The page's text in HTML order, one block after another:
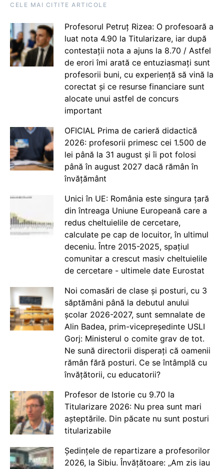
CELE MAI CITITE ARTICOLE
Profesorul Petruț Rizea: O profesoară a
luat nota 4.90 la Titularizare, iar după
contestații nota a ajuns la 8.70 / Astfel
de erori îmi arată ce entuziasmați sunt
profesorii buni, cu experiență să vină la
corectat și ce resurse financiare sunt
alocate unui astfel de concurs
important
OFICIAL Prima de carieră didactică
2026: profesorii primesc cei 1.500 de
lei până la 31 august și îi pot folosi
până în august 2027 dacă rămân în
învățământ
Unici în UE: România este singura țară
din întreaga Uniune Europeană care a
redus cheltuielile de cercetare,
calculate pe cap de locuitor, în ultimul
deceniu. Între 2015-2025, spațiul
comunitar a crescut masiv cheltuielile
de cercetare - ultimele date Eurostat
Noi comasări de clase și posturi, cu 3
săptămâni până la debutul anului
școlar 2026-2027, sunt semnalate de
Alin Badea, prim-vicepreședinte USLI
Gorj: Ministerul o comite grav de tot.
Ne sună directorii disperați că oamenii
rămân fără posturi. Ce se întâmplă cu
învățătorii, cu educatorii?
Profesor de Istorie cu 9.70 la
Titularizare 2026: Nu prea sunt mari
așteptările. Din păcate nu sunt posturi
titularizabile
Ședințele de repartizare a profesorilor
2026, la Sibiu. Învățătoare: „Am zis iau